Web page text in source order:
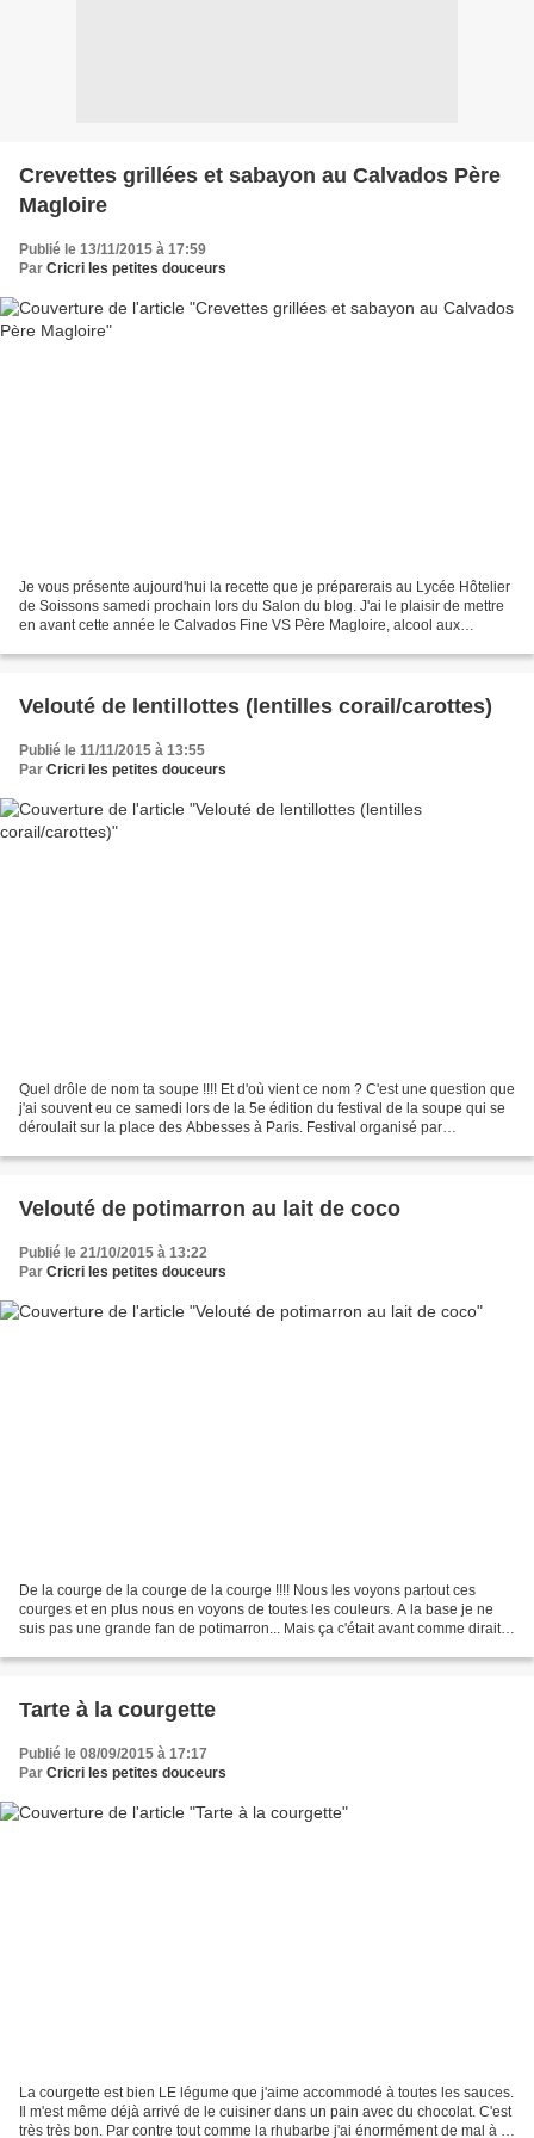
Crevettes grillées et sabayon au Calvados Père
Magloire
Publié le 13/11/2015 à 17:59
Par Cricri les petites douceurs
Je vous présente aujourd'hui la recette que je préparerais au Lycée Hôtelier
de Soissons samedi prochain lors du Salon du blog. J'ai le plaisir de mettre
en avant cette année le Calvados Fine VS Père Magloire, alcool aux
Velouté de lentillottes (lentilles corail/carottes)
Publié le 11/11/2015 à 13:55
Par Cricri les petites douceurs
Quel drôle de nom ta soupe !!!! Et d'où vient ce nom ? C'est une question que
j'ai souvent eu ce samedi lors de la 5e édition du festival de la soupe qui se
déroulait sur la place des Abbesses à Paris. Festival organisé par
Velouté de potimarron au lait de coco
Publié le 21/10/2015 à 13:22
Par Cricri les petites douceurs
De la courge de la courge de la courge !!!! Nous les voyons partout ces
courges et en plus nous en voyons de toutes les couleurs. A la base je ne
suis pas une grande fan de potimarron... Mais ça c'était avant comme dirait
Tarte à la courgette
Publié le 08/09/2015 à 17:17
Par Cricri les petites douceurs
La courgette est bien LE légume que j'aime accommodé à toutes les sauces.
Il m'est même déjà arrivé de le cuisiner dans un pain avec du chocolat. C'est
très très bon. Par contre tout comme la rhubarbe j'ai énormément de mal à la